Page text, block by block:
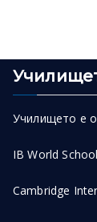
Училището е
IB World
Cambridge